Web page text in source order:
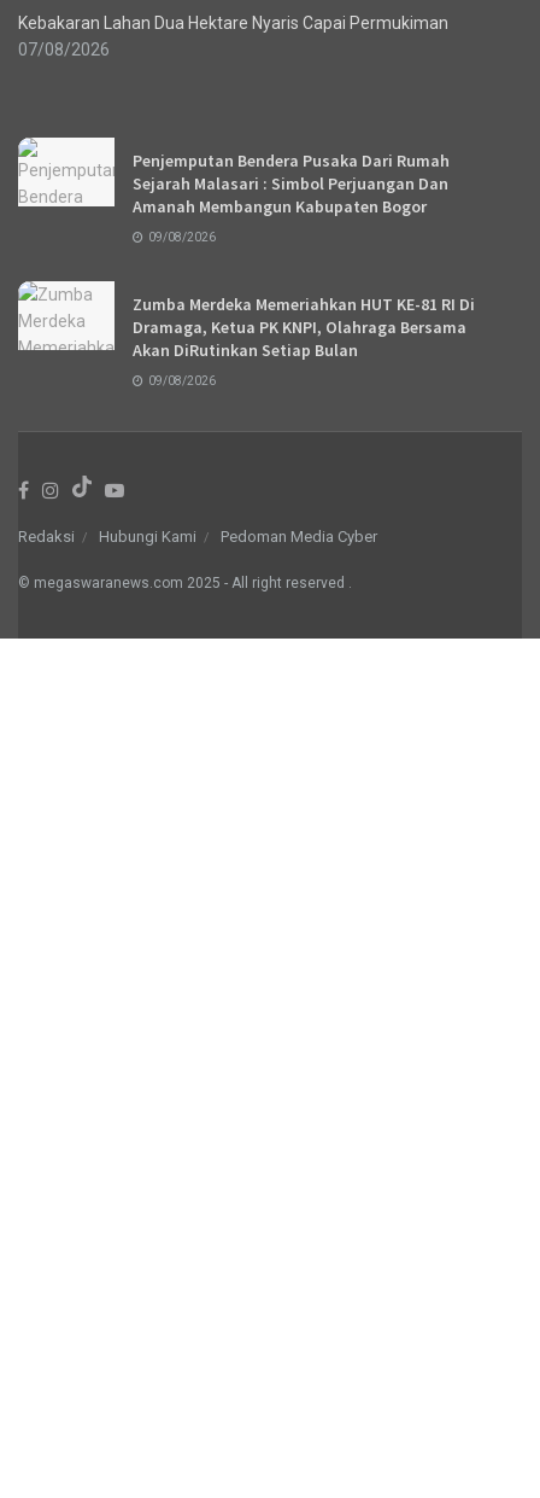
Kebakaran Lahan Dua Hektare Nyaris Capai Permukiman
07/08/2026
Penjemputan Bendera Pusaka Dari Rumah
Sejarah Malasari : Simbol Perjuangan Dan
Amanah Membangun Kabupaten Bogor
09/08/2026
Zumba Merdeka Memeriahkan HUT KE-81 RI Di
Dramaga, Ketua PK KNPI, Olahraga Bersama
Akan DiRutinkan Setiap Bulan
09/08/2026
Redaksi Hubungi Kami Pedoman Media Cyber
© megaswaranews.com 2025 - All right reserved .